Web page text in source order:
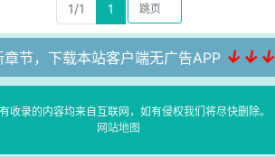
1/1 1
章节，下载本站客户端无广告APP ↓↓↓
收录的内容均来自互联网，如有侵权我们将尽快删除。
网站地图